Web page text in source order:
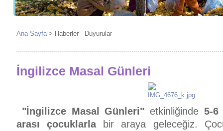
Ana Sayfa > Haberler - Duyurular
İngilizce Masal Günleri
"İngilizce Masal Günleri" etkinliğinde5-6
arası çocuklarlabir araya geleceğiz.